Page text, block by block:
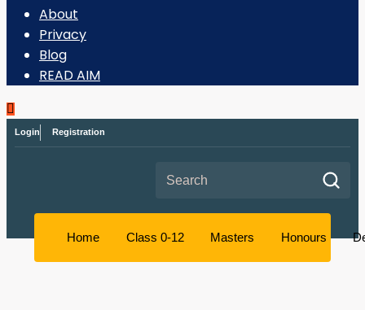
About
Privacy
Blog
READ AIM
Login Registration
Home Class 0-12 Masters Honours